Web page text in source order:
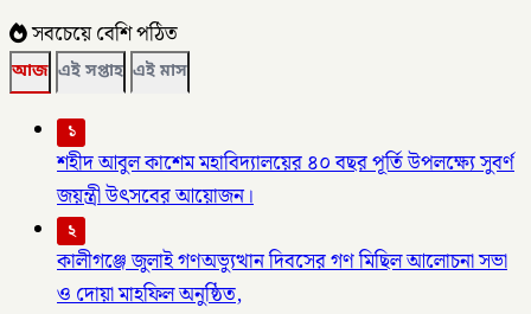
সবচেয়ে বেশি পঠিত
আজ এই সপ্তাহ এই মাস
১
শহীদ আবুল কাশেম মহাবিদ্যালয়ের ৪০ বছর পূর্তি উপলক্ষ্যে সুবর্ণ
জয়ন্ত্রী উৎসবের আয়োজন।
২
কালীগঞ্জে জুলাই গণঅভ্যুত্থান দিবসের গণ মিছিল আলোচনা সভা
ও দোয়া মাহফিল অনুষ্ঠিত,